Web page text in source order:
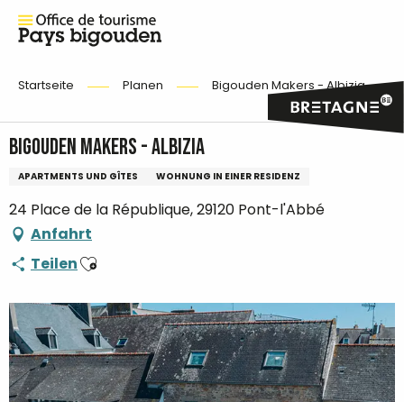
Startseite Planen Bigouden Makers - Albizia
Bigouden Makers - Albizia
APARTMENTS UND GÎTES WOHNUNG IN EINER RESIDENZ
24 Place de la République, 29120 Pont-l'Abbé
Anfahrt
TeilenAjouter aux favoris